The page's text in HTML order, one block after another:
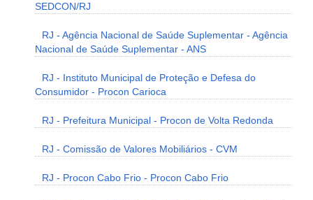
SEDCON/RJ
RJ - Agência Nacional de Saúde Suplementar - Agência
Nacional de Saúde Suplementar - ANS
RJ - Instituto Municipal de Proteção e Defesa do
Consumidor - Procon Carioca
RJ - Prefeitura Municipal - Procon de Volta Redonda
RJ - Comissão de Valores Mobiliários - CVM
RJ - Procon Cabo Frio - Procon Cabo Frio